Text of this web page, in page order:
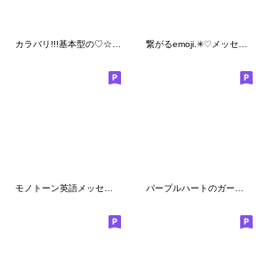
カラバリ!!!基本型の♡☆ハート＆スター 繋がるemoji.✳︎♡メッセージ文字セット♡